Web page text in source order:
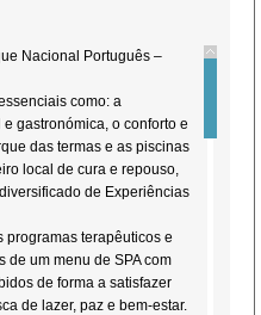
Nacional Português –
como: a
gastronómica, o conforto e
das termas e as piscinas
local de cura e repouso,
de Experiências
programas terapêuticos e
de um menu de SPA com
de forma a satisfazer
de lazer, paz e bem-estar.